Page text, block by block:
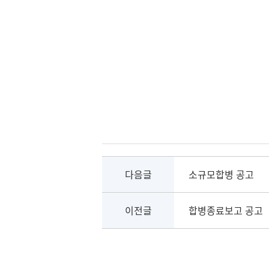
다음글 소규모합병 공고
이전글 합병종료보고 공고